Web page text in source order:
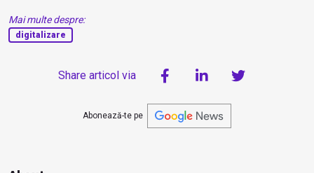
Mai multe despre:
digitalizare
Share articol via
Abonează-te pe